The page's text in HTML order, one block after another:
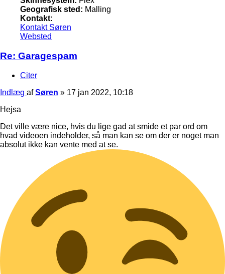
Geografisk sted: Malling
Kontakt:
Kontakt Søren
Websted
Re: Garagespam
Citer
Indlæg afSøren » 17 jan 2022, 10:18
Hejsa
Det ville være nice, hvis du lige gad at smide et par ord om
hvad videoen indeholder, så man kan se om der er noget man
absolut ikke kan vente med at se.